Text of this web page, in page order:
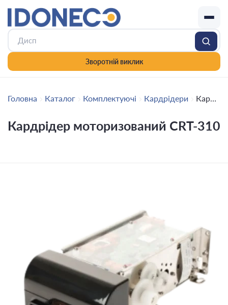
Зворотній виклик
Головна Каталог Комплектуючі Кардрідери Кардрідер моторизований CRT-310
Кардрідер моторизований CRT-310